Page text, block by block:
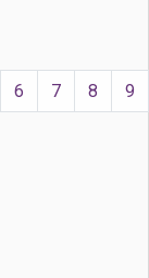
6 7 8 9